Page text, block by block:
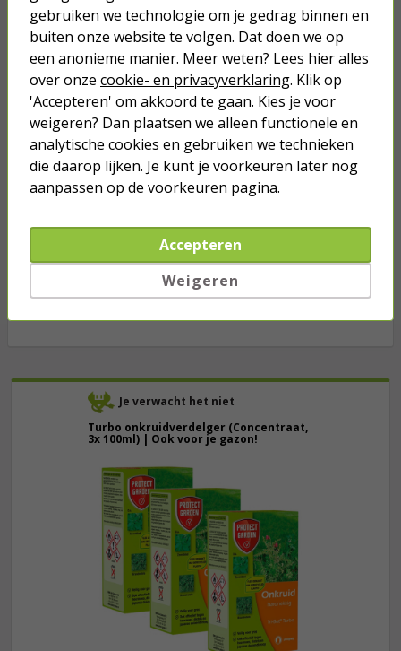
Je verwacht het niet
Turbo onkruidverdelger (Concentraat,
3x 100ml) | Ook voor je gazon!
voudig, Mat wit)
3,75
Afdekraam | ION Industries | J1 (3-
voudig, Mat wit)
7,95
Stopcontact | ION Industries | V1/J1
(Inbouw, Randaarde,
Aanraakbeveiliging, Mat wit)
8,95
gebruiken we technologie om je gedrag binnen en
buiten onze website te volgen. Dat doen we op
een anonieme manier. Meer weten? Lees hier alles
over onze cookie- en privacyverklaring. Klik op
'Accepteren' om akkoord te gaan. Kies je voor
weigeren? Dan plaatsen we alleen functionele en
analytische cookies en gebruiken we technieken
die daarop lijken. Je kunt je voorkeuren later nog
aanpassen op de voorkeuren pagina.
Accepteren
Weigeren